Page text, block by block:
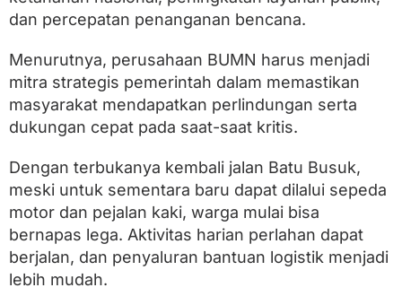
dan percepatan penanganan bencana.
Menurutnya, perusahaan BUMN harus menjadi
mitra strategis pemerintah dalam memastikan
masyarakat mendapatkan perlindungan serta
dukungan cepat pada saat-saat kritis.
Dengan terbukanya kembali jalan Batu Busuk,
meski untuk sementara baru dapat dilalui sepeda
motor dan pejalan kaki, warga mulai bisa
bernapas lega. Aktivitas harian perlahan dapat
berjalan, dan penyaluran bantuan logistik menjadi
lebih mudah.